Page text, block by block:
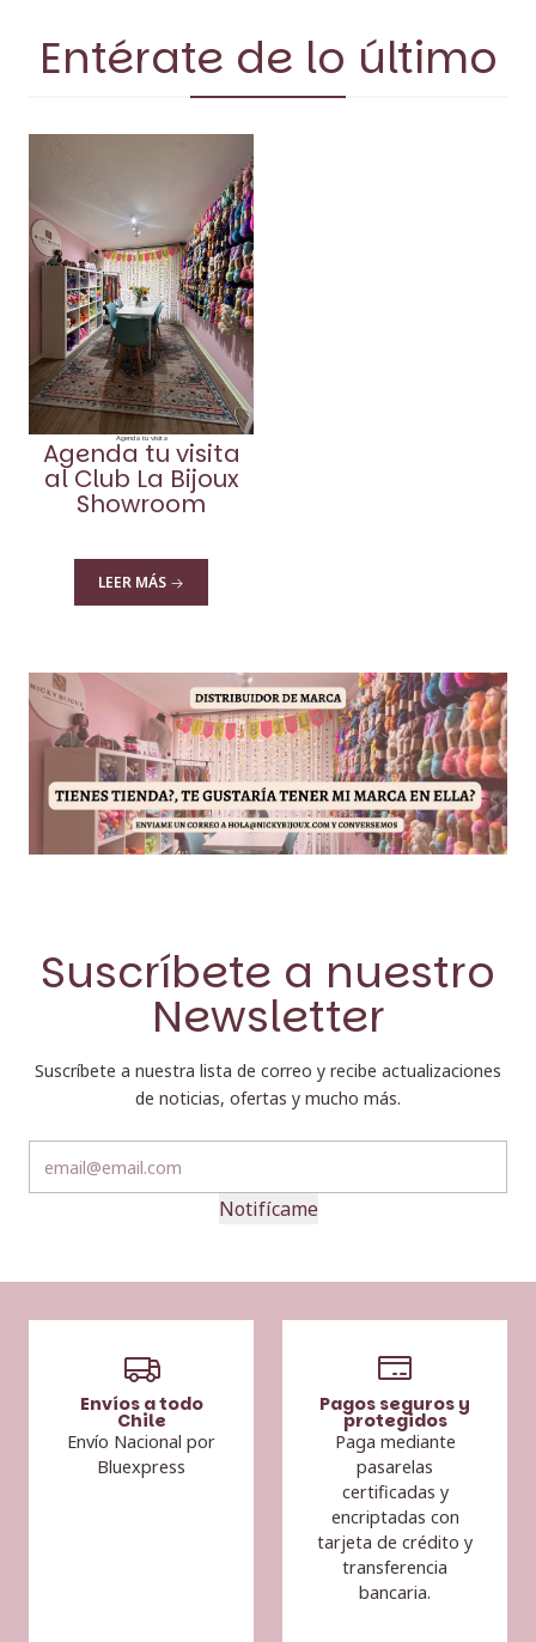
Entérate de lo último
Agenda tu visita
Agenda tu visita
al Club La Bijoux
Showroom
LEER MÁS
Suscríbete a nuestro
Newsletter
Suscríbete a nuestra lista de correo y recibe actualizaciones
de noticias, ofertas y mucho más.
Notifícame
Envíos a todo
Chile
Envío Nacional por
Bluexpress
Pagos seguros y
protegidos
Paga mediante
pasarelas
certificadas y
encriptadas con
tarjeta de crédito y
transferencia
bancaria.